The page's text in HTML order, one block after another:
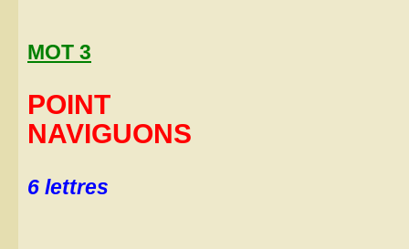
MOT 3
POINT
NAVIGUONS
6 lettres